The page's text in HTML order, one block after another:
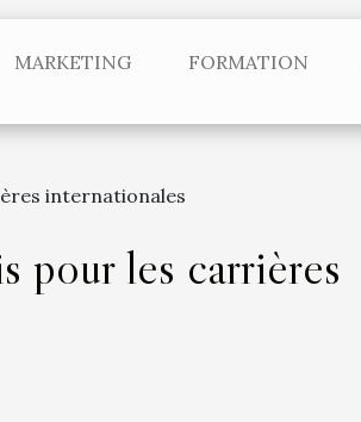
MARKETING FORMATION
internationales
pour les carrières